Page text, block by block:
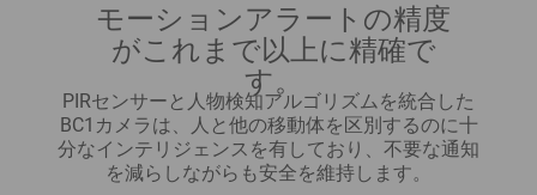
モーションアラートの精度
がこれまで以上に精確で
す。
PIRセンサーと人物検知アルゴリズムを統合した
BC1カメラは、人と他の移動体を区別するのに十
分なインテリジェンスを有しており、不要な通知
を減らしながらも安全を維持します。